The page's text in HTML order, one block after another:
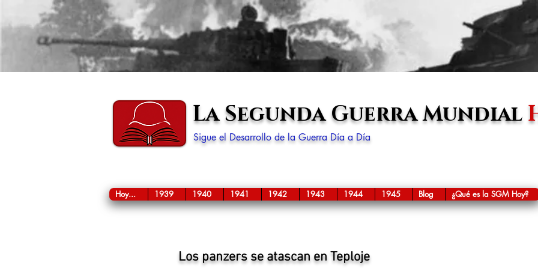
La Segunda Guerra Mundial
Sigue el Desarrollo de la Guerra Día a Día
Hoy... 1939 1940 1941 1942 1943 1944 1945 Blog ¿Qué es la SGM Hoy?
Los panzers se atascan en Teploje